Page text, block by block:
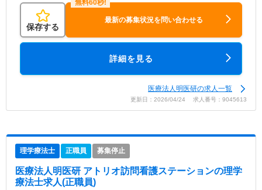
保存する
最新の募集状況を問い合わせる
詳細を見る
医療法人明医研の求人一覧
更新日：2026/04/24 求人番号：9045613
理学療法士 正職員 募集停止
医療法人明医研 アトリオ訪問看護ステーションの理学
療法士求人(正職員)